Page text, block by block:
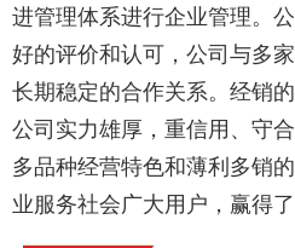
进管理体系进行企业管理。
好的评价和认可，公司与多
长期稳定的合作关系。经销
公司实力雄厚，重信用、守
多品种经营特色和薄利多销
业服务社会广大用户，赢得